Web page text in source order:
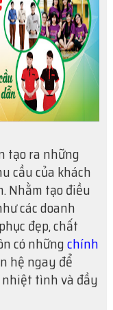
tạo ra những
cầu của khách
Nhằm tạo điều
các doanh
đẹp, chất
có nhữngchính
hệ ngay để
nhiệt tình và đầy